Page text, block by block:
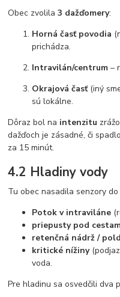
Obec zvolila3 dažďomery:
Horná časť povodia
prichádza.
Intravilán/centrum –
Okrajová časť(iný
sú lokálne.
Dôraz bol na intenzitu
dažďoch je zásadné, či
za 15 minút.
4.2 Hladiny vody
Tu obec nasadila senzory
Potok v intraviláne
priepusty pod
retenčná nádrž /
kritické nížiny
voda.
Pre hladinu sa osvedčili dva